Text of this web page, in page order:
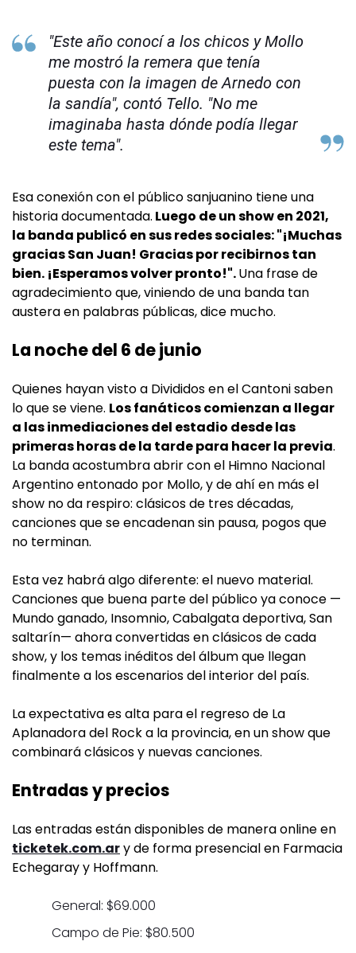
"Este año conocí a los chicos y Mollo
me mostró la remera que tenía
puesta con la imagen de Arnedo con
la sandía", contó Tello. "No me
imaginaba hasta dónde podía llegar
este tema".
Esa conexión con el público sanjuanino tiene una
historia documentada. Luego de un show en 2021,
la banda publicó en sus redes sociales: "¡Muchas
gracias San Juan! Gracias por recibirnos tan
bien. ¡Esperamos volver pronto!".Una frase de
agradecimiento que, viniendo de una banda tan
austera en palabras públicas, dice mucho.
La noche del 6 de junio
Quienes hayan visto a Divididos en el Cantoni saben
lo que se viene. Los fanáticos comienzan a llegar
a las inmediaciones del estadio desde las
primeras horas de la tarde para hacer la previa.
La banda acostumbra abrir con el Himno Nacional
Argentino entonado por Mollo, y de ahí en más el
show no da respiro: clásicos de tres décadas,
canciones que se encadenan sin pausa, pogos que
no terminan.
Esta vez habrá algo diferente: el nuevo material.
Canciones que buena parte del público ya conoce —
Mundo ganado, Insomnio, Cabalgata deportiva, San
saltarín— ahora convertidas en clásicos de cada
show, y los temas inéditos del álbum que llegan
finalmente a los escenarios del interior del país.
La expectativa es alta para el regreso de La
Aplanadora del Rock a la provincia, en un show que
combinará clásicos y nuevas canciones.
Entradas y precios
Las entradas están disponibles de manera online en
ticketek.com.ary de forma presencial en Farmacia
Echegaray y Hoffmann.
General: $69.000
Campo de Pie: $80.500